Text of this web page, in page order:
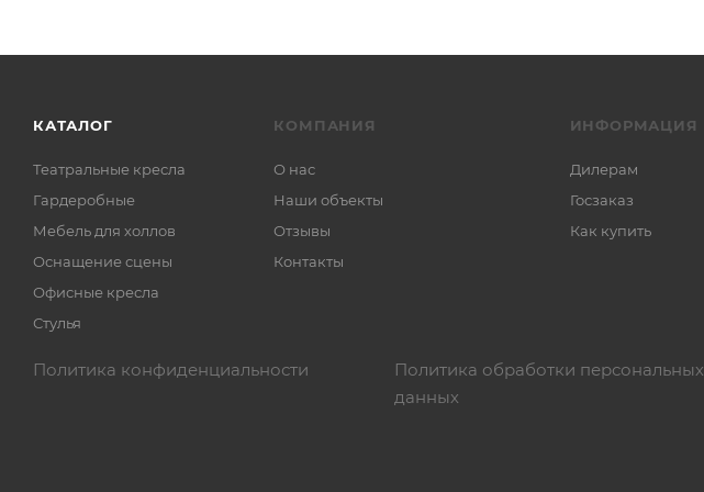
КАТАЛОГ
Театральные кресла
Гардеробные
Мебель для холлов
Оснащение сцены
Офисные кресла
Стулья
КОМПАНИЯ
О нас
Наши объекты
Отзывы
Контакты
ИНФОРМАЦИЯ
Дилерам
Госзаказ
Как купить
Политика конфиденциальности
Политика обработки персональных
данных